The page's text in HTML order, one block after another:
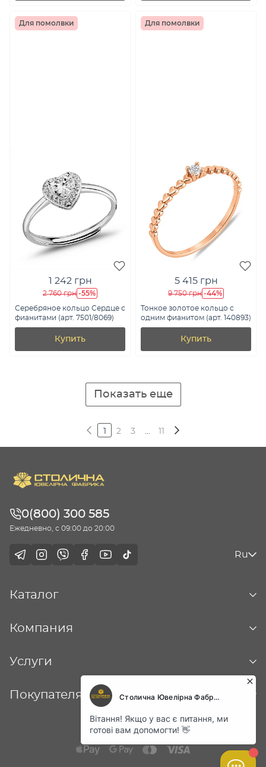
Для помолвки
1 242 грн
2 760 грн -55%
Серебряное кольцо Сердце с
фианитами (арт. 7501/8069)
Купить
Для помолвки
5 415 грн
9 750 грн -44%
Тонкое золотое кольцо с
одним фианитом (арт. 140893)
Купить
Показать еще
2 3 ...
0(800) 300 585
Ежедневно, с 09:00 до 20:00
Ru
Каталог
Компания
Услуги
Покупателям